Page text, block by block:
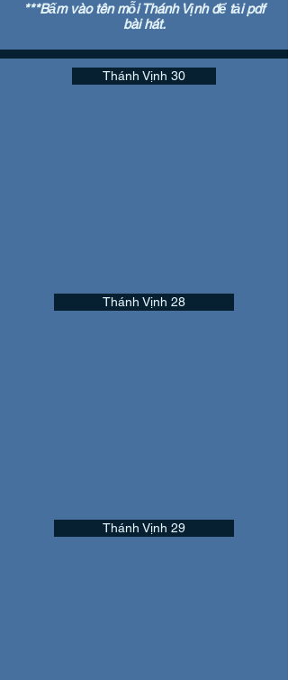
Thánh Vịnh 30
Thánh Vịnh 28
Thánh Vịnh 29
***Bấm vào tên mỗi Thánh Vịnh để tải pdf
bài hát.